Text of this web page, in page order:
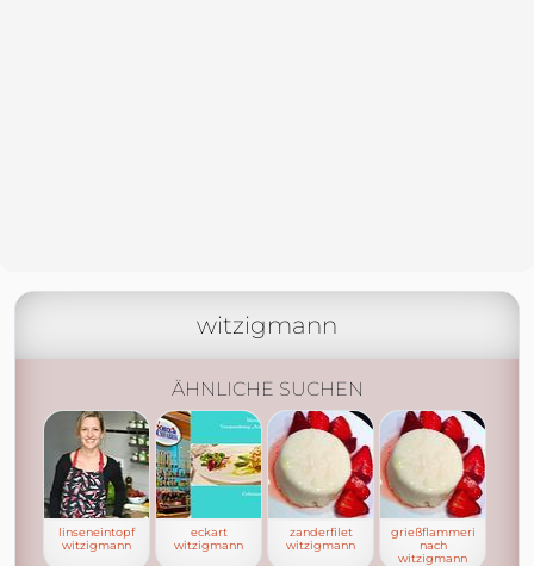
witzigmann
ÄHNLICHE SUCHEN
linseneintopf
witzigmann
eckart
witzigmann
zanderfilet
witzigmann
grießflammeri
nach
witzigmann